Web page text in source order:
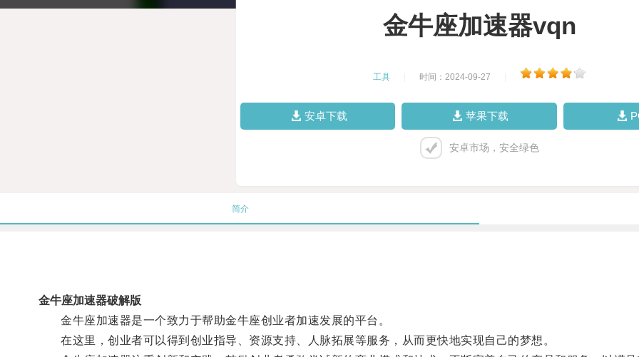
金牛座加速器vqn
工具 时间：2024-09-27
安卓下载 苹果下载
安卓市场，安全绿色
简介
金牛座加速器破解版
金牛座加速器是一个致力于帮助金牛座创业者加速发展的平台。
在这里，创业者可以得到创业指导、资源支持、人脉拓展等服务，从而更快地实现自己的梦想。